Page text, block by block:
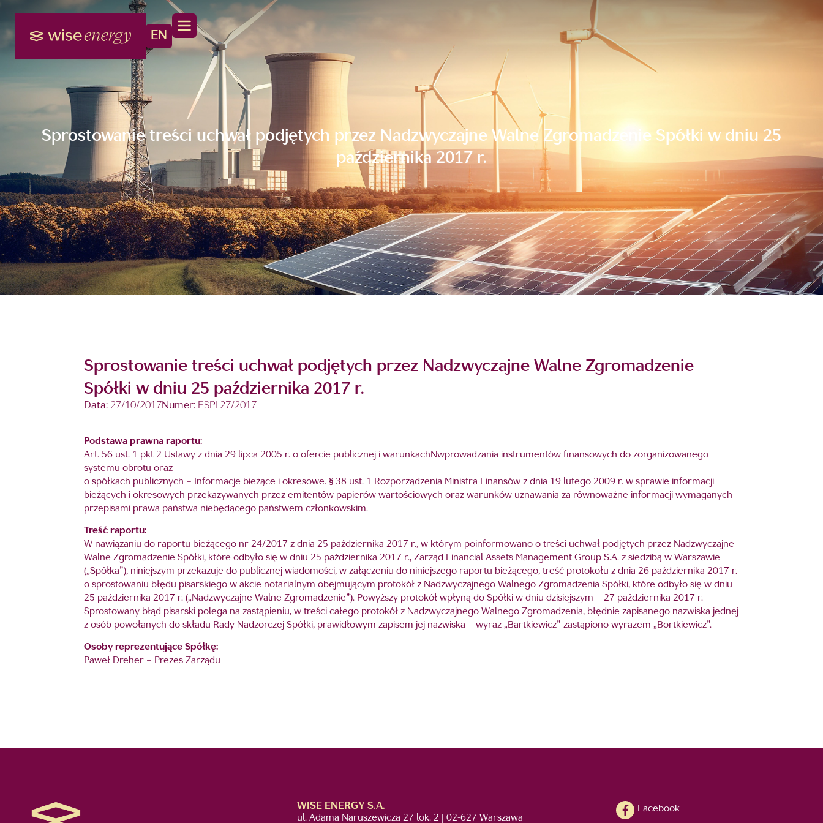
EN
Sprostowanie treści uchwał podjętych przez Nadzwyczajne Walne Zgromadzenie Spółki w dniu 25
października 2017 r.
Sprostowanie treści uchwał podjętych przez Nadzwyczajne Walne Zgromadzenie
Spółki w dniu 25 października 2017 r.
Data: 27/10/2017Numer: ESPI 27/2017
Podstawa prawna raportu:
Art. 56 ust. 1 pkt 2 Ustawy z dnia 29 lipca 2005 r. o ofercie publicznej i warunkachNwprowadzania instrumentów finansowych do zorganizowanego
systemu obrotu oraz
o spółkach publicznych – Informacje bieżące i okresowe. § 38 ust. 1 Rozporządzenia Ministra Finansów z dnia 19 lutego 2009 r. w sprawie informacji
bieżących i okresowych przekazywanych przez emitentów papierów wartościowych oraz warunków uznawania za równoważne informacji wymaganych
przepisami prawa państwa niebędącego państwem członkowskim.
Treść raportu:
W nawiązaniu do raportu bieżącego nr 24/2017 z dnia 25 października 2017 r., w którym poinformowano o treści uchwał podjętych przez Nadzwyczajne
Walne Zgromadzenie Spółki, które odbyło się w dniu 25 października 2017 r., Zarząd Financial Assets Management Group S.A. z siedzibą w Warszawie
(„Spółka”), niniejszym przekazuje do publicznej wiadomości, w załączeniu do niniejszego raportu bieżącego, treść protokołu z dnia 26 października 2017 r.
o sprostowaniu błędu pisarskiego w akcie notarialnym obejmującym protokół z Nadzwyczajnego Walnego Zgromadzenia Spółki, które odbyło się w dniu
25 października 2017 r. („Nadzwyczajne Walne Zgromadzenie”). Powyższy protokół wpłyną do Spółki w dniu dzisiejszym – 27 października 2017 r.
Sprostowany błąd pisarski polega na zastąpieniu, w treści całego protokół z Nadzwyczajnego Walnego Zgromadzenia, błędnie zapisanego nazwiska jednej
z osób powołanych do składu Rady Nadzorczej Spółki, prawidłowym zapisem jej nazwiska – wyraz „Bartkiewicz” zastąpiono wyrazem „Bortkiewicz”.
Osoby reprezentujące Spółkę:
Paweł Dreher – Prezes Zarządu
WISE ENERGY S.A.
ul. Adama Naruszewicza 27 lok. 2 | 02-627 Warszawa
Facebook